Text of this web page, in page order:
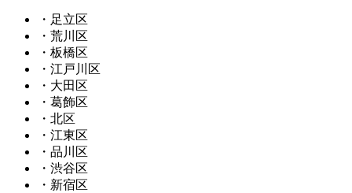
・足立区
・荒川区
・板橋区
・江戸川区
・大田区
・葛飾区
・北区
・江東区
・品川区
・渋谷区
・新宿区